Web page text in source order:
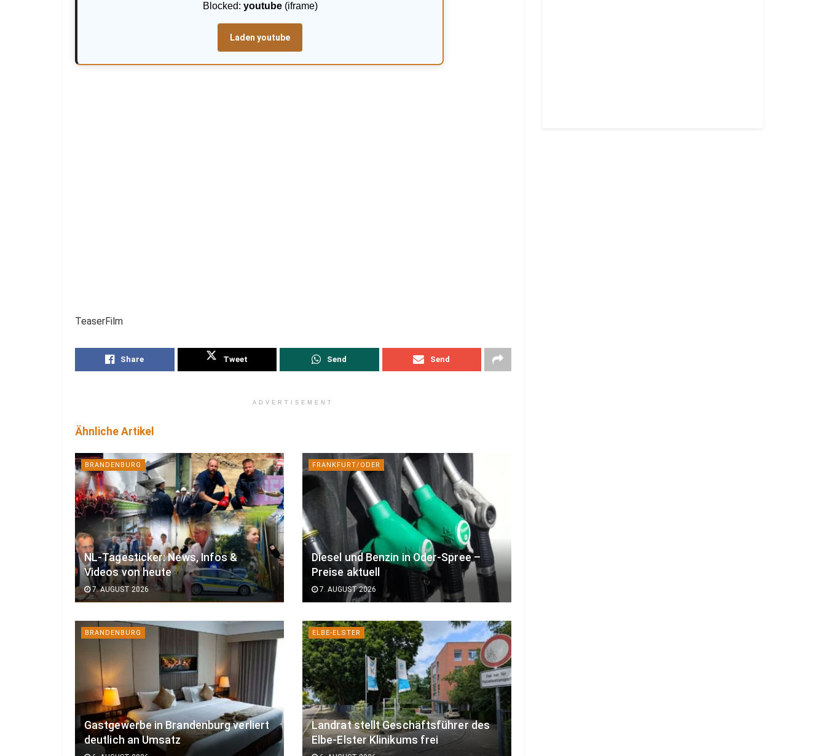
Blocked: youtube(iframe)
Laden youtube
TeaserFilm
Share Tweet Send Send
ADVERTISEMENT
Ähnliche Artikel
BRANDENBURG
NL-Tagesticker: News, Infos &
Videos von heute
7. AUGUST 2026
FRANKFURT/ODER
Diesel und Benzin in Oder-Spree –
Preise aktuell
7. AUGUST 2026
BRANDENBURG
Gastgewerbe in Brandenburg verliert
deutlich an Umsatz
ELBE-ELSTER
Landrat stellt Geschäftsführer des
Elbe-Elster Klinikums frei